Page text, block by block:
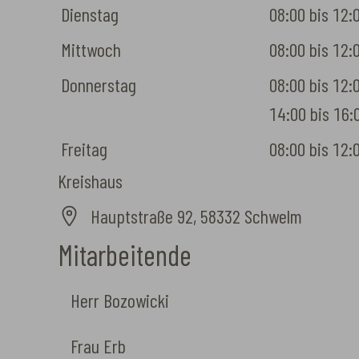
Dienstag
08:00 bis
Mittwoch
08:00 bis
Donnerstag
08:00 bis
14:00 bis
Freitag
08:00 bis
Kreishaus
Hauptstraße 92, 58332 Schwelm
Mitarbeitende
Herr Bozowicki
Frau Erb